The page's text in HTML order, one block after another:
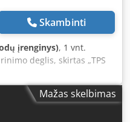
Skambinti
įrenginys), 1 vnt.
deglis, skirtas „TPS
047 375.000. Kompaktiškas
vandeniu. Chsdpotqu
už papildomą
Mažas skelbimas